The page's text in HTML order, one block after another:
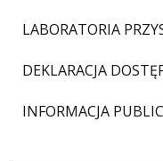
LABORATORIA
DEKLARACJA
INFORMACJA